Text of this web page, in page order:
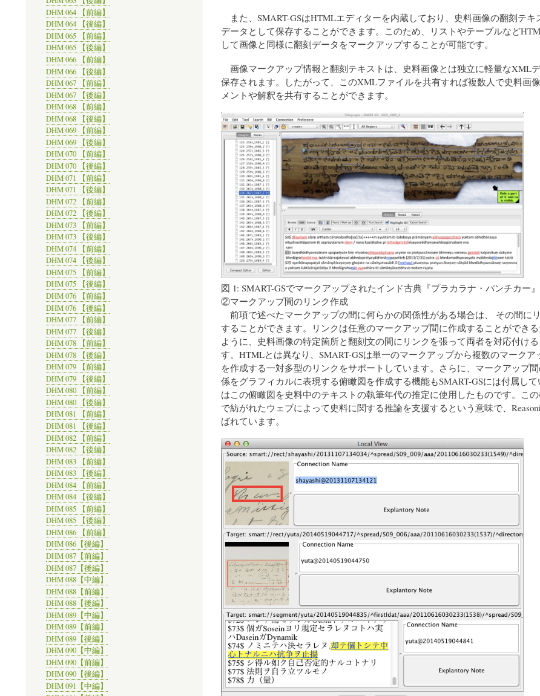
また、SMART-GSはHTMLエディターを内蔵しており、史料画像の翻刻テキ
データとして保存することができます。このため、リストやテーブルなど
して画像と同様に翻刻データをマークアップすることが可能です。
画像マークアップ情報と翻刻テキストは、史料画像とは独立に軽量なXML
保存されます。したがって、このXMLファイルを共有すれば複数人で史料画
メントや解釈を共有することができます。
図 1: SMART-GSでマークアップされたインド古典『プラカラナ・パンチカー』
②マークアップ間のリンク作成
前項で述べたマークアップの間に何らかの関係性がある場合は、 その間に
することができます。リンクは任意のマークアップ間に作成することができ
ように、史料画像の特定箇所と翻刻文の間にリンクを張って両者を対応付け
す。HTMLとは異なり、SMART-GSは単一のマークアップから複数のマークア
を作成する一対多型のリンクをサポートしています。さらに、マークアップ
係をグラフィカルに表現する俯瞰図を作成する機能もSMART-GSには付属し
はこの俯瞰図を史料中のテキストの執筆年代の推定に使用したものです。こ
で紡がれたウェブによって史料に関する推論を支援するという意味で、
ばれています。
DHM 064 【前編】
DHM 064 【後編】
DHM 065 【前編】
DHM 065 【後編】
DHM 066 【前編】
DHM 066 【後編】
DHM 067 【前編】
DHM 067 【後編】
DHM 068 【前編】
DHM 068 【後編】
DHM 069 【前編】
DHM 069 【後編】
DHM 070 【前編】
DHM 070 【後編】
DHM 071 【前編】
DHM 071 【後編】
DHM 072 【前編】
DHM 072 【後編】
DHM 073 【前編】
DHM 073 【後編】
DHM 074 【前編】
DHM 074 【後編】
DHM 075 【前編】
DHM 075 【後編】
DHM 076 【前編】
DHM 076 【後編】
DHM 077 【前編】
DHM 077 【後編】
DHM 078 【前編】
DHM 078 【後編】
DHM 079 【前編】
DHM 079 【後編】
DHM 080 【前編】
DHM 080 【後編】
DHM 081 【前編】
DHM 081 【後編】
DHM 082 【前編】
DHM 082 【後編】
DHM 083 【前編】
DHM 083 【後編】
DHM 084 【前編】
DHM 084 【後編】
DHM 085 【前編】
DHM 085 【後編】
DHM 086 【前編】
DHM 086【後編】
DHM 087【前編】
DHM 087【後編】
DHM 088【中編】
DHM 088【前編】
DHM 088【後編】
DHM 089【中編】
DHM 089【前編】
DHM 089【後編】
DHM 090【中編】
DHM 090【前編】
DHM 090【後編】
DHM 091【中編】